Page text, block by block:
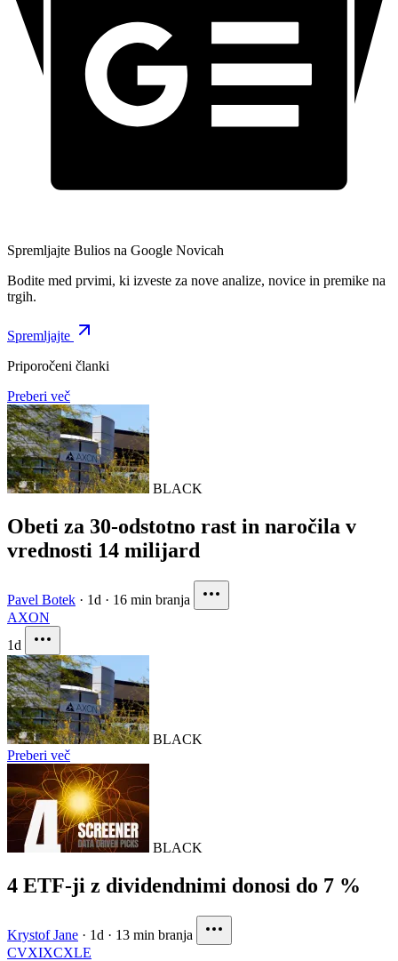
Spremljajte Bulios na Google Novicah
Bodite med prvimi, ki izveste za nove analize, novice in premike na
trgih.
Spremljajte
Priporočeni članki
Preberi več
BLACK
Obeti za 30-odstotno rast in naročila v
vrednosti 14 milijard
Pavel Botek · 1d · 16 min branja
AXON
1d
BLACK
Preberi več
BLACK
4 ETF-ji z dividendnimi donosi do 7 %
Krystof Jane · 1d · 13 min branja
CVXIXCXLE